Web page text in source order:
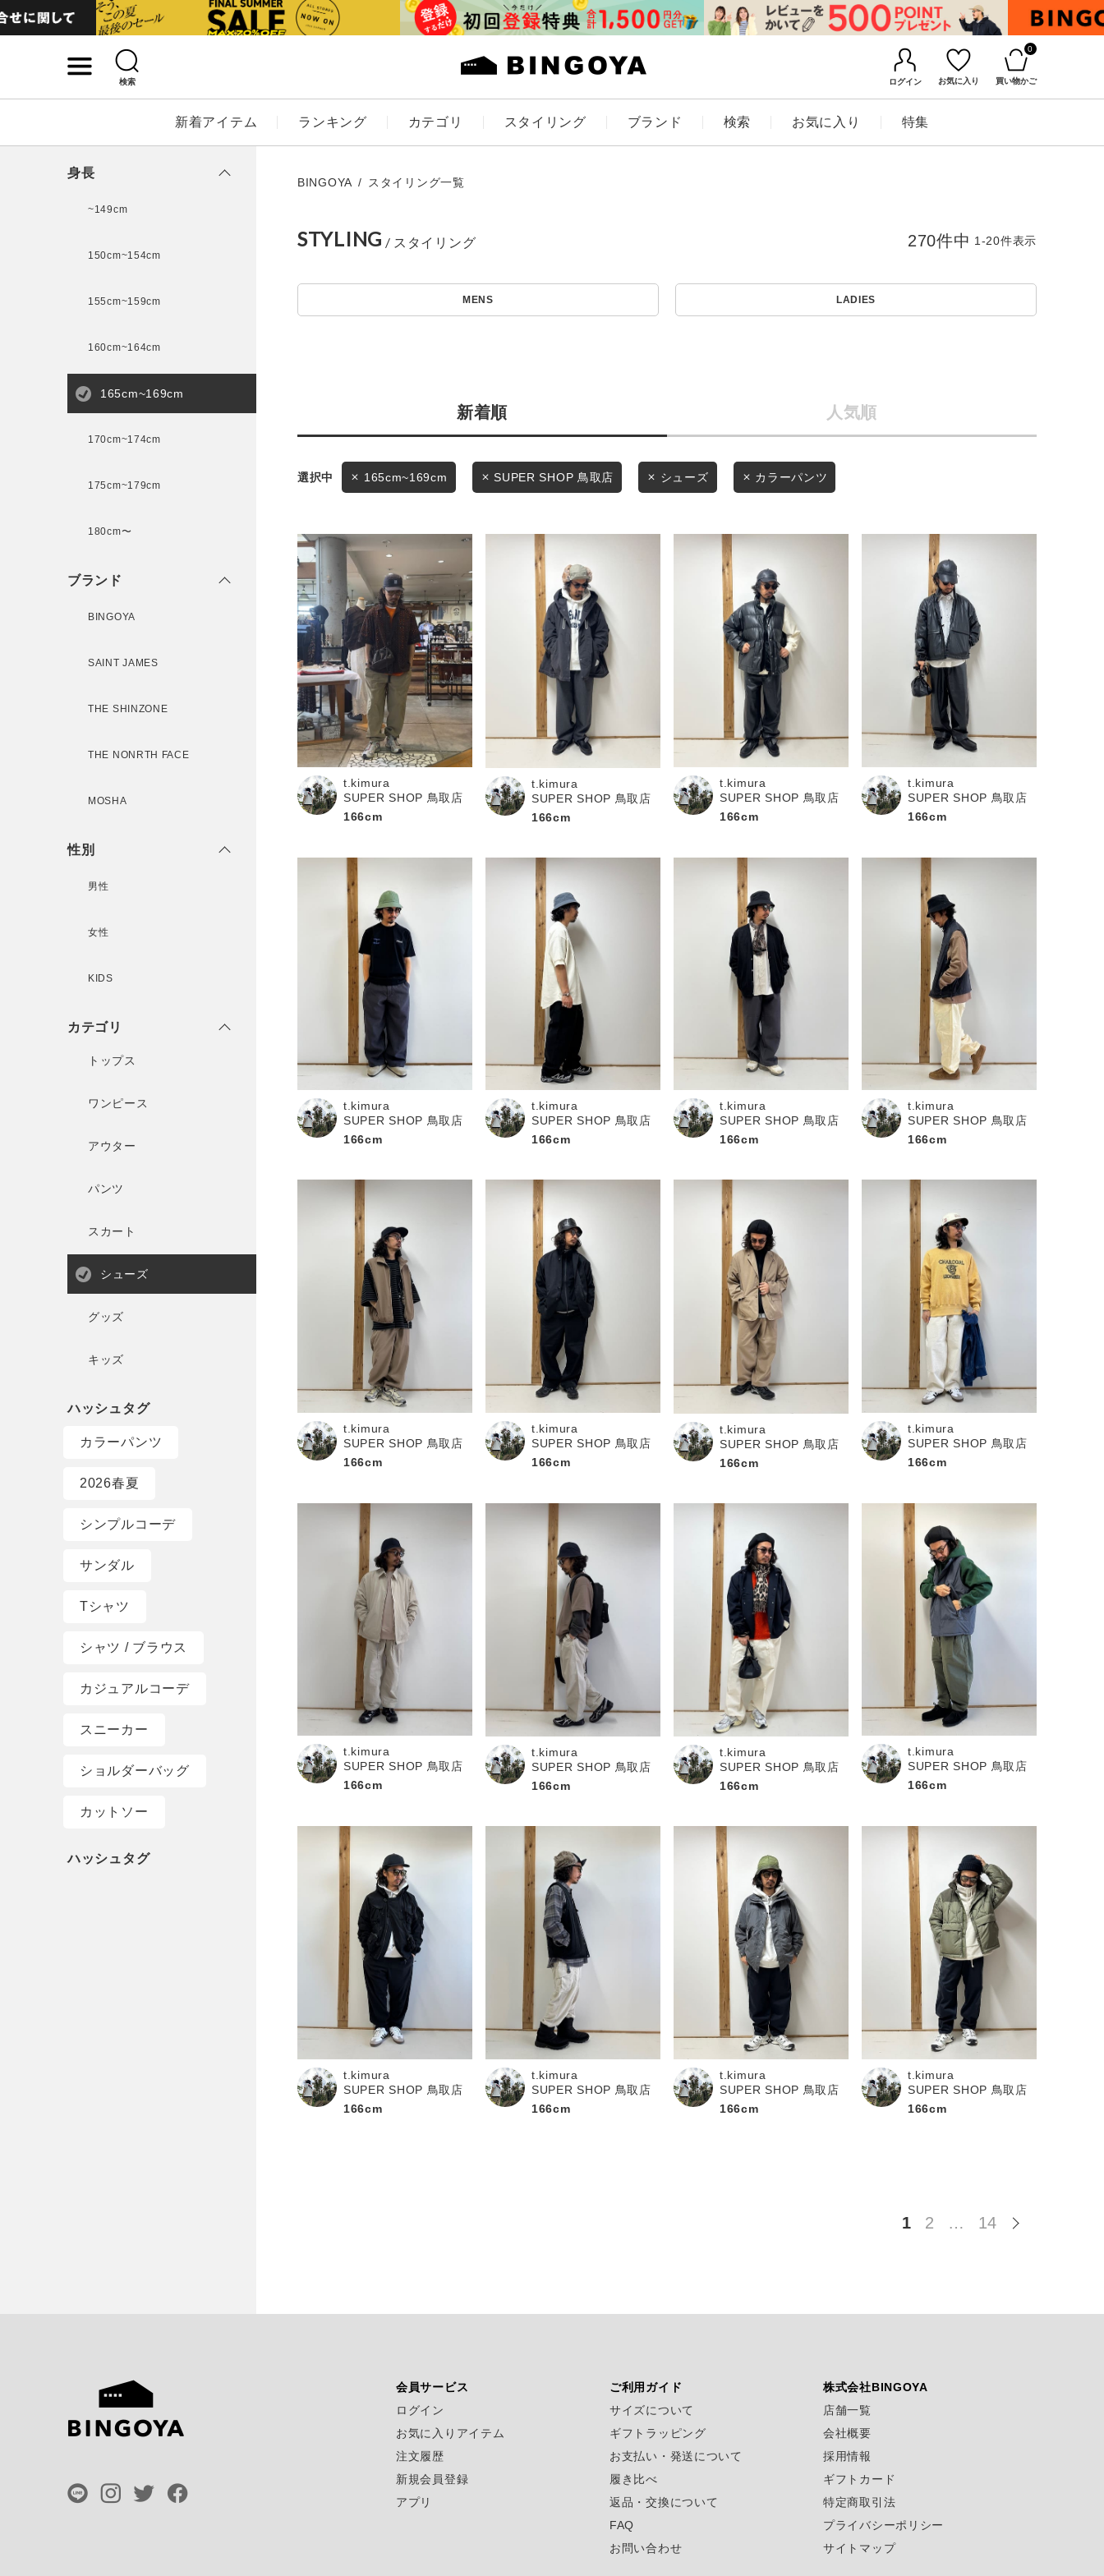
検索 ログイン お気に入り
0
買い物かご
新着アイテム ランキング カテゴリ スタイリング ブランド 検索 お気に入り 特集
ログイン / マイページ
条件絞り込み検索
カテゴリから探す
スタイリングから探す
ブランドから探す
履き比べ可能商品から探す
店舗一覧
会社概要
採用情報
ギフトカード
お知らせ・ご利用ガイド
お知らせ
ご利用ガイド
ギフトラッピング
お問い合わせ
無料公式アプリダウンロード
キーワード
LADIES KIDS
価格
セール価格 WEB限定
在庫
在庫なし含む
この条件で絞り込む
身長
~149cm
150cm~154cm
155cm~159cm
160cm~164cm
165cm~169cm
170cm~174cm
175cm~179cm
180cm〜
ブランド
BINGOYA
SAINT JAMES
THE SHINZONE
THE NONRTH FACE
MOSHA
性別
男性
女性
KIDS
カテゴリ
トップス
ワンピース
アウター
パンツ
スカート
シューズ
グッズ
キッズ
カラーパンツ
2026春夏
シンプルコーデ
サンダル
Tシャツ
シャツ / ブラウス
カジュアルコーデ
スニーカー
ショルダーバッグ
カットソー
BINGOYA スタイリング一覧
STYLING
MENS LADIES
新着順 人気順
270件中 1-20件表示
165cm~169cm SUPER SHOP 鳥取店 シューズ カラーパンツ
t.kimura
SUPER SHOP 鳥取店
166cm
t.kimura
SUPER SHOP 鳥取店
166cm
t.kimura
SUPER SHOP 鳥取店
166cm
t.kimura
SUPER SHOP 鳥取店
166cm
t.kimura
SUPER SHOP 鳥取店
166cm
t.kimura
SUPER SHOP 鳥取店
166cm
t.kimura
SUPER SHOP 鳥取店
166cm
t.kimura
SUPER SHOP 鳥取店
166cm
t.kimura
SUPER SHOP 鳥取店
166cm
t.kimura
SUPER SHOP 鳥取店
166cm
t.kimura
SUPER SHOP 鳥取店
166cm
t.kimura
SUPER SHOP 鳥取店
166cm
t.kimura
SUPER SHOP 鳥取店
166cm
t.kimura
SUPER SHOP 鳥取店
166cm
t.kimura
SUPER SHOP 鳥取店
166cm
t.kimura
SUPER SHOP 鳥取店
166cm
t.kimura
SUPER SHOP 鳥取店
166cm
t.kimura
SUPER SHOP 鳥取店
166cm
t.kimura
SUPER SHOP 鳥取店
166cm
t.kimura
SUPER SHOP 鳥取店
166cm
1 2 … 14
会員サービス
ログイン
お気に入りアイテム
注文履歴
新規会員登録
アプリ
ご利用ガイド
サイズについて
ギフトラッピング
お支払い・発送について
履き比べ
返品・交換について
FAQ
お問い合わせ
株式会社BINGOYA
店舗一覧
会社概要
採用情報
ギフトカード
特定商取引法
プライバシーポリシー
サイトマップ